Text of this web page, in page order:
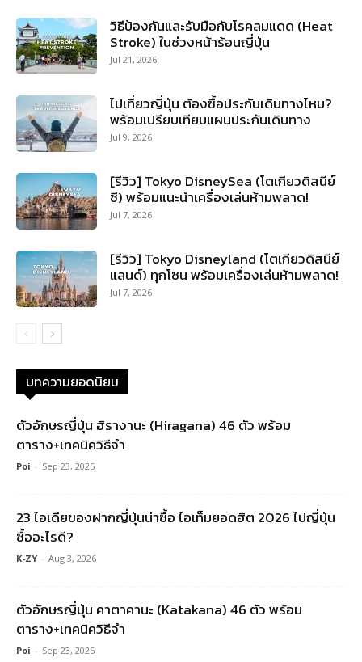
วิธีป้องกันและรับมือกับโรคลมแดด (Heat
Stroke) ในช่วงหน้าร้อนญี่ปุ่น
Jul 21, 2026
ไปเที่ยวญี่ปุ่น ต้องซื้อประกันเดินทางไหม?
พร้อมเปรียบเทียบแผนประกันเดินทาง
Jul 9, 2026
[รีวิว] Tokyo DisneySea (โตเกียวดิสนีย์
ซี) พร้อมแนะนำเครื่องเล่นห้ามพลาด!
Jul 7, 2026
[รีวิว] Tokyo Disneyland (โตเกียวดิสนีย์
แลนด์) ทุกโซน พร้อมเครื่องเล่นห้ามพลาด!
Jul 7, 2026
บทความยอดนิยม
ตัวอักษรญี่ปุ่น ฮิรางานะ (Hiragana) 46 ตัว พร้อม
ตาราง+เทคนิควิธีจำ
Poi - Sep 23, 2025
23 ไอเดียของฝากญี่ปุ่นน่าซื้อ ไอเท็มยอดฮิต 2026 ไปญี่ปุ่น
ซื้ออะไรดี?
K-ZY - Aug 3, 2026
ตัวอักษรญี่ปุ่น คาตาคานะ (Katakana) 46 ตัว พร้อม
ตาราง+เทคนิควิธีจำ
Poi - Sep 23, 2025